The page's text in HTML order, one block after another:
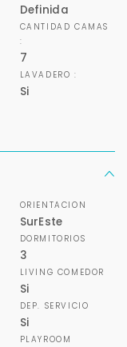
Definida
CANTIDAD CAMAS
:
7
LAVADERO :
Si
ORIENTACION
SurEste
DORMITORIOS
3
LIVING COMEDOR
Si
DEP. SERVICIO
Si
PLAYROOM